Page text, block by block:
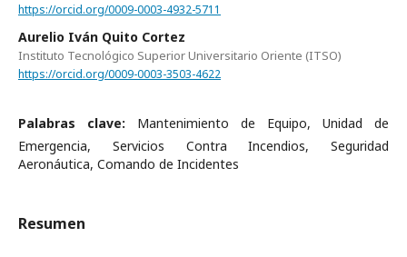
https://orcid.org/0009-0003-4932-5711
Aurelio Iván Quito Cortez
Instituto Tecnológico Superior Universitario Oriente (ITSO)
https://orcid.org/0009-0003-3503-4622
Palabras clave: Mantenimiento de Equipo, Unidad de
Emergencia, Servicios Contra Incendios, Seguridad
Aeronáutica, Comando de Incidentes
Resumen